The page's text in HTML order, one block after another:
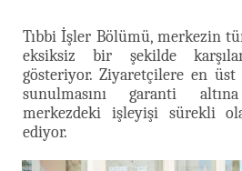
Tıbbi İşler Bölümü, merkezin
eksiksiz bir şekilde
gösteriyor. Ziyaretçilere en üst
sunulmasını garanti
merkezdeki işleyişi sürekli
ediyor.